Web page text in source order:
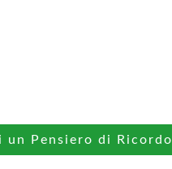
un Pensiero di Ricordo